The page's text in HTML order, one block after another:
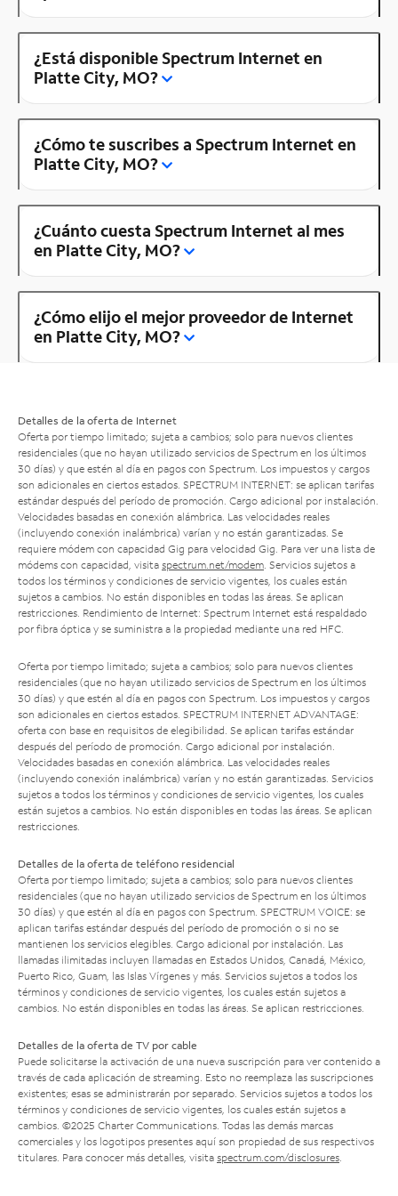
¿Está disponible Spectrum Internet en
Platte City, MO?
¿Cómo te suscribes a Spectrum Internet en
Platte City, MO?
¿Cuánto cuesta Spectrum Internet al mes
en Platte City, MO?
¿Cómo elijo el mejor proveedor de Internet
en Platte City, MO?
Detalles de la oferta de Internet
Oferta por tiempo limitado; sujeta a cambios; solo para nuevos clientes
residenciales (que no hayan utilizado servicios de Spectrum en los últimos
30 días) y que estén al día en pagos con Spectrum. Los impuestos y cargos
son adicionales en ciertos estados. SPECTRUM INTERNET: se aplican tarifas
estándar después del período de promoción. Cargo adicional por instalación.
Velocidades basadas en conexión alámbrica. Las velocidades reales
(incluyendo conexión inalámbrica) varían y no están garantizadas. Se
requiere módem con capacidad Gig para velocidad Gig. Para ver una lista de
módems con capacidad, visita spectrum.net/modem . Servicios sujetos a
todos los términos y condiciones de servicio vigentes, los cuales están
sujetos a cambios. No están disponibles en todas las áreas. Se aplican
restricciones. Rendimiento de Internet: Spectrum Internet está respaldado
por fibra óptica y se suministra a la propiedad mediante una red HFC.
Oferta por tiempo limitado; sujeta a cambios; solo para nuevos clientes
residenciales (que no hayan utilizado servicios de Spectrum en los últimos
30 días) y que estén al día en pagos con Spectrum. Los impuestos y cargos
son adicionales en ciertos estados. SPECTRUM INTERNET ADVANTAGE:
oferta con base en requisitos de elegibilidad. Se aplican tarifas estándar
después del período de promoción. Cargo adicional por instalación.
Velocidades basadas en conexión alámbrica. Las velocidades reales
(incluyendo conexión inalámbrica) varían y no están garantizadas. Servicios
sujetos a todos los términos y condiciones de servicio vigentes, los cuales
están sujetos a cambios. No están disponibles en todas las áreas. Se aplican
restricciones.
Detalles de la oferta de teléfono residencial
Oferta por tiempo limitado; sujeta a cambios; solo para nuevos clientes
residenciales (que no hayan utilizado servicios de Spectrum en los últimos
30 días) y que estén al día en pagos con Spectrum. SPECTRUM VOICE: se
aplican tarifas estándar después del período de promoción o si no se
mantienen los servicios elegibles. Cargo adicional por instalación. Las
llamadas ilimitadas incluyen llamadas en Estados Unidos, Canadá, México,
Puerto Rico, Guam, las Islas Vírgenes y más. Servicios sujetos a todos los
términos y condiciones de servicio vigentes, los cuales están sujetos a
cambios. No están disponibles en todas las áreas. Se aplican restricciones.
Detalles de la oferta de TV por cable
Puede solicitarse la activación de una nueva suscripción para ver contenido a
través de cada aplicación de streaming. Esto no reemplaza las suscripciones
existentes; esas se administrarán por separado. Servicios sujetos a todos los
términos y condiciones de servicio vigentes, los cuales están sujetos a
cambios. ©2025 Charter Communications. Todas las demás marcas
comerciales y los logotipos presentes aquí son propiedad de sus respectivos
titulares. Para conocer más detalles, visita spectrum.com/disclosures